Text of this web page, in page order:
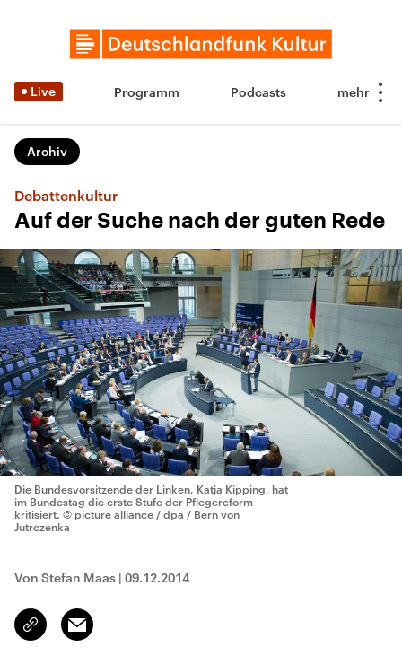
Live Programm Podcasts
Archiv
Debattenkultur
Auf der Suche nach der guten Rede
Die Bundesvorsitzende der Linken, Katja Kipping, hat
im Bundestag die erste Stufe der Pflegereform
kritisiert. © picture alliance / dpa / Bern von
Jutrczenka
Von Stefan Maas | 09.12.2014
Link
kopieren/teilen
Email